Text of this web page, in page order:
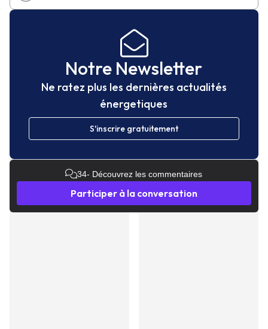
Notre Newsletter
Ne ratez plus les dernières actualités
énergetiques
S'inscrire gratuitement
34- Découvrez les commentaires
Participer à la conversation